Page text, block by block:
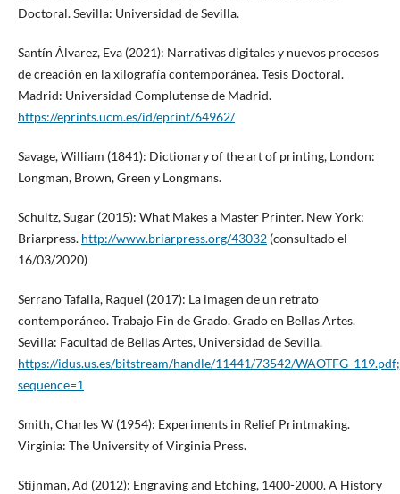
Doctoral. Sevilla: Universidad de Sevilla.
Santín Álvarez, Eva (2021): Narrativas digitales y nuevos procesos
de creación en la xilografía contemporánea. Tesis Doctoral.
Madrid: Universidad Complutense de Madrid.
https://eprints.ucm.es/id/eprint/64962/
Savage, William (1841): Dictionary of the art of printing, London:
Longman, Brown, Green y Longmans.
Schultz, Sugar (2015): What Makes a Master Printer. New York:
Briarpress. http://www.briarpress.org/43032(consultado el
16/03/2020)
Serrano Tafalla, Raquel (2017): La imagen de un retrato
contemporáneo. Trabajo Fin de Grado. Grado en Bellas Artes.
Sevilla: Facultad de Bellas Artes, Universidad de Sevilla.
https://idus.us.es/bitstream/handle/11441/73542/
sequence=1
Smith, Charles W (1954): Experiments in Relief Printmaking.
Virginia: The University of Virginia Press.
Stijnman, Ad (2012): Engraving and Etching, 1400-2000. A History